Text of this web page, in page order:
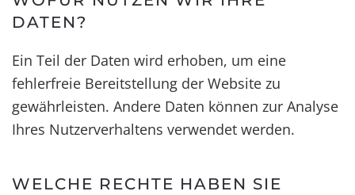
DATEN?
Ein Teil der Daten wird erhoben, um eine
fehlerfreie Bereitstellung der Website zu
gewährleisten. Andere Daten können zur Analyse
Ihres Nutzerverhaltens verwendet werden.
WELCHE RECHTE HABEN SIE